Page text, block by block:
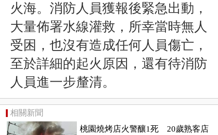
火海。消防人員獲報後緊急出動，
大量佈署水線灌救，所幸當時無人
受困，也沒有造成任何人員傷亡，
至於詳細的起火原因，還有待消防
人員進一步釐清。
相關新聞
桃園燒烤店火警釀1死 20歲熟客店